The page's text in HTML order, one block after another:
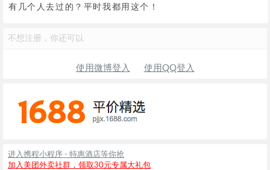
有几个人去过的？平时我都用这个！
不想注册，你还可以
使用微博登入 使用QQ登入
进入携程小程序 - 特惠酒店等你抢
加入美团外卖社群，领取30元专属大礼包